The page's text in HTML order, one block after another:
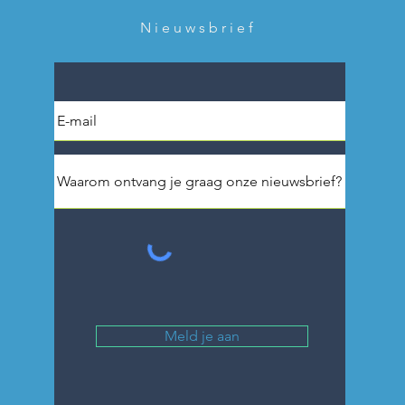
Nieuwsbrief
Meld je aan